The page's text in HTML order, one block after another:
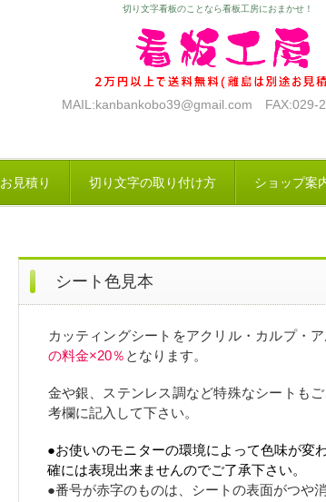
切り文字看板のことなら看板工房におまかせ！
MAIL:kanbankobo39@gmail.com FAX:029-
お見積り 切り文字の取り付け方 ショップ案
シート色見本
カッティングシートをアクリル・カルプ・
の料金×20％ となります。
金や銀、ステンレス調など特殊なシートも
考欄に記入して下さい。
●お使いのモニターの環境によって色味が変
確には表現出来ませんのでご了承下さい。
●番号が赤字のものは、シートの表面がつや